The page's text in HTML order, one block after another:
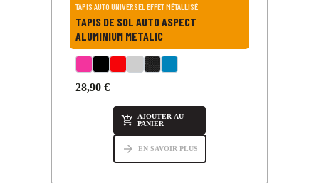
TAPIS AUTO UNIVERSEL EFFET MÉTALLISÉ
TAPIS DE SOL AUTO ASPECT
ALUMINIUM METALIC
28,90 €

AJOUTER AU
PANIER
arrow_forward EN SAVOIR PLUS